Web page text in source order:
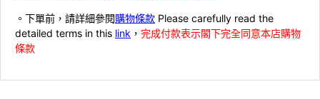
。下單前，請詳細參閱購物條款 Please carefully read the
detailed terms in this link ， 完成付款表示閣下完全同意本店購物
條款